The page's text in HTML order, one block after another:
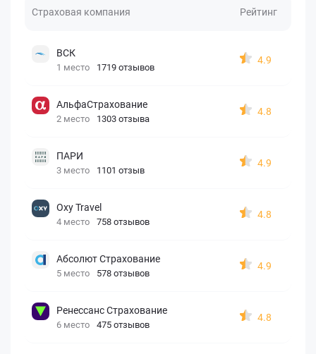
Страховая компания Рейтинг
ВСК
1 место 1719 отзывов
4.9
АльфаСтрахование
2 место 1303 отзыва
4.8
ПАРИ
3 место 1101 отзыв
4.9
Oxy Travel
4 место 758 отзывов
4.8
Абсолют Страхование
5 место 578 отзывов
4.9
Ренессанс Страхование
6 место 475 отзывов
4.8